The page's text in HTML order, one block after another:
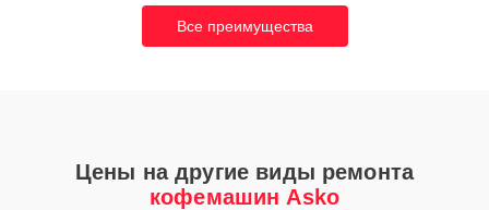
Все преимущества
Цены на другие виды ремонта
кофемашин Asko